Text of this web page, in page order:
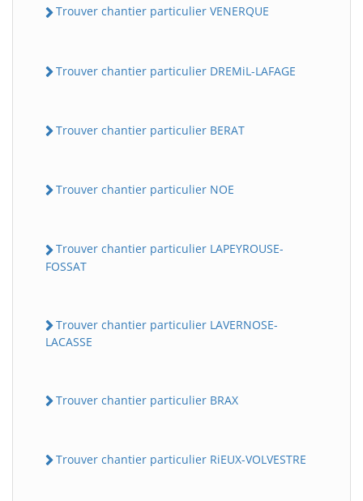
Trouver chantier particulier VENERQUE
Trouver chantier particulier DREMiL-LAFAGE
Trouver chantier particulier BERAT
Trouver chantier particulier NOE
Trouver chantier particulier LAPEYROUSE-
FOSSAT
Trouver chantier particulier LAVERNOSE-
LACASSE
Trouver chantier particulier BRAX
Trouver chantier particulier RiEUX-VOLVESTRE